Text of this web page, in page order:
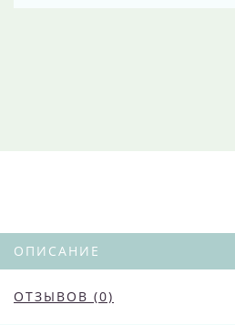
ОПИСАНИЕ
ОТЗЫВОВ (0)